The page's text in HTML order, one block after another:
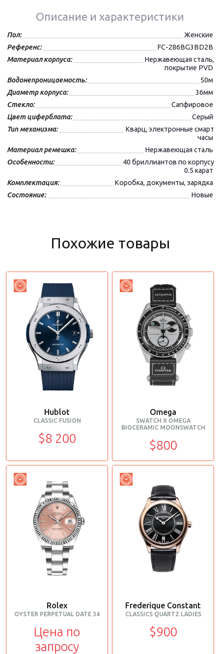
Описание и характеристики
Пол:
Женские
Референс:
FC-286BG3BD2B
Материал корпуса:
Нержавеющая сталь,
покрытие PVD
Водонепроницаемость:
50м
Диаметр корпуса:
36мм
Стекло:
Сапфировое
Цвет циферблата:
Серый
Тип механизма:
Кварц, электронные смарт
часы
Материал ремешка:
Нержавеющая сталь
Особенности:
40 бриллиантов по корпусу
0.5 карат
Комплектация:
Коробка, документы, зарядка
Состояние:
Новые
Похожие товары
Hublot
CLASSIC FUSION
$8 200
Omega
SWATCH X OMEGA
BIOCERAMIC MOONSWATCH
$800
Rolex
OYSTER PERPETUAL DATE 34
Цена по
запросу
Frederique Constant
CLASSICS QUARTZ LADIES
$900